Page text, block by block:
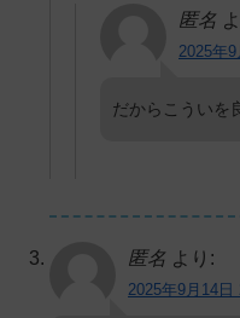
匿名
2025年
だからこういを
匿名 より:
2025年9月14日